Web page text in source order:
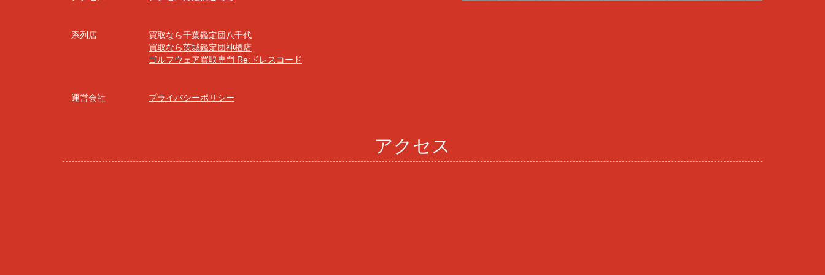
系列店
買取なら千葉鑑定団八千代
買取なら茨城鑑定団神栖店
ゴルフウェア買取専門 Re:ドレスコード
運営会社 プライバシーポリシー
アクセス